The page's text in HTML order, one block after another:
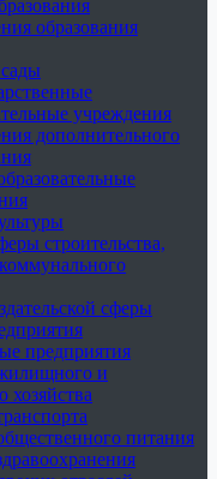
образования
учреждения
дополнительного
строительства,
сферы
предприятия
и
хозяйства
питания